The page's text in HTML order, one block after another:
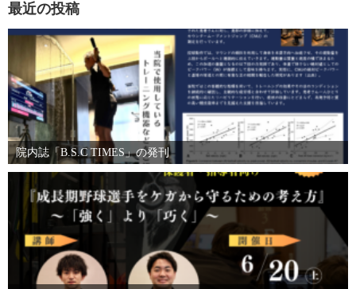
最近の投稿
院内誌「B.S.C TIMES」の発刊